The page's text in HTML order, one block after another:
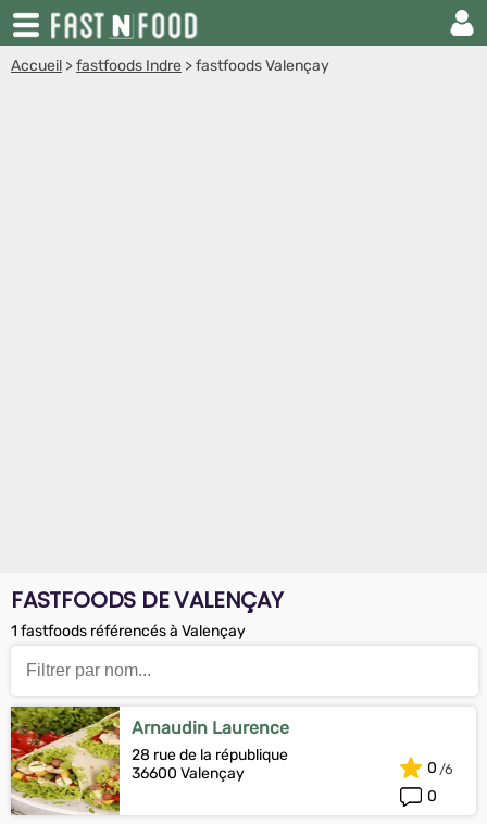
Accueil >fastfoods Indre >fastfoods Valençay
FASTFOODS DE VALENÇAY
1 fastfoods référencés à Valençay
Arnaudin Laurence
28 rue de la république
36600 Valençay
0
0